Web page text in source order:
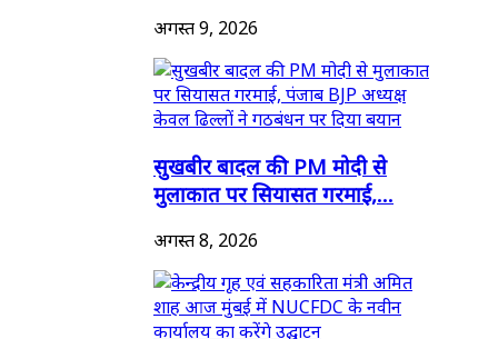
अगस्त 9, 2026
सुखबीर बादल की PM मोदी से
मुलाकात पर सियासत गरमाई,...
अगस्त 8, 2026